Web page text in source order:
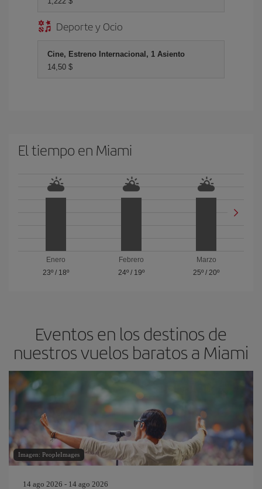
Deporte y Ocio
Cine, Estreno Internacional, 1 Asiento
14,50 $
El tiempo en Miami
Enero
23º/ 18º
Febrero
24º/ 19º
Marzo
25º /20º
Eventos en los destinos de
nuestros vuelos baratos a Miami
Imagen: PeopleImages
14 ago 2026 - 14 ago 2026